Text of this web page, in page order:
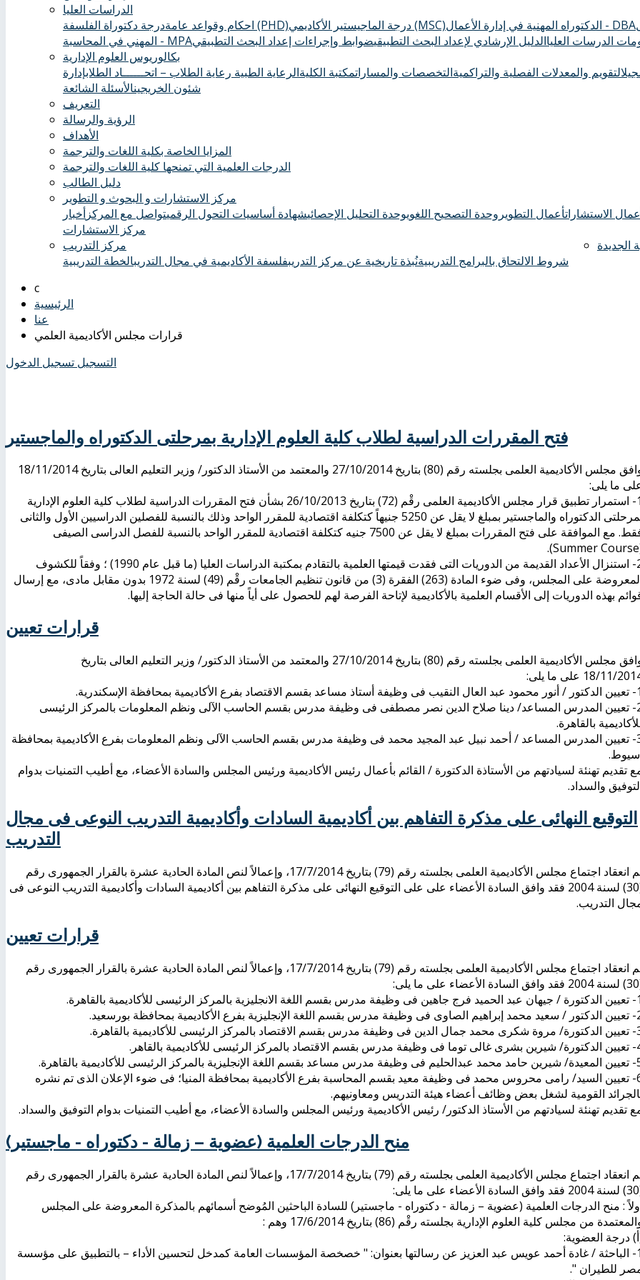
الدراسات العليا
احكام وقواعد عامة درجة دكتوراة الفلسفة (PHD) درجة الماجيستير الأكاديمي (MSC) الدكتوراه المهنية في إدارة الأعمال - DBA
المهني في المحاسبة - MPA
الدرسات العلياالدليل الإرشادي لإعداد البحث التطبيقيضوابط وإجراءات إعداد البحث التطبيقي
بكالوريوس العلوم الإدارية
التقويم والمعدلات الفصلية والتراكميةالتخصصات والمساراتمكتبة الكليةالرعاية الطبية ‏ رعاية الطلاب – اتحــــــاد الطلابإدارة
شئون الخريجينالأسئلة الشائعة
التعريف
الرؤية والرسالة
الأهداف
المزايا الخاصة بكلية اللغات والترجمة
الدرجات العلمية التي تمنحها كلية اللغات والترجمة
دليل الطالب
مركز الاستشارات و البحوث و التطوير
الاستشاراتأعمال التطوير وحدة التصحيح اللغويوحدة التحليل الإحصائيشهادة أساسيات التحول الرقميتواصل مع المركزأخبار
مركز الاستشارات
مركز التدريب
شروط الالتحاق بالبرامج التدريبيةنُبذة تاريخية عن مركز التدريبفلسفة الأكاديمية في مجال التدريبالخطة التدريبية
الجديدة
الرئيسية
عنا
قرارات مجلس الأكاديمية العلمي
التسجيل تسجيل الدخول
فتح المقررات الدراسية لطلاب كلية العلوم الإدارية بمرحلتى الدكتوراه والماجستير
وافق مجلس الأكاديمية العلمى بجلسته رقم (80) بتاريخ 27/10/2014 والمعتمد من الأستاذ الدكتور/ وزير التعليم العالى بتاريخ 18/11/2014
ما يلى:
1- استمرار تطبيق قرار مجلس الأكاديمية العلمى رقْم (72) بتاريخ 26/10/2013 بشأن فتح المقررات الدراسية لطلاب كلية العلوم الإدارية
بمرحلتى الدكتوراه والماجستير بمبلغ لا يقل عن 5250 جنيهاً كتكلفة اقتصادية للمقرر الواحد وذلك بالنسبة للفصلين الدراسيين الأول والثانى
فقط. مع الموافقة على فتح المقررات بمبلغ لا يقل عن 7500 جنيه كتكلفة اقتصادية للمقرر الواحد بالنسبة للفصل الدراسى الصيفى
2- استنزال الأعداد القديمة من الدوريات التى فقدت قيمتها العلمية بالتقادم بمكتبة الدراسات العليا (ما قبل عام 1990) ؛ وفقاً للكشوف
المعروضة على المجلس، وفى ضوء المادة (263) الفقرة (3) من قانون تنظيم الجامعات رقْم (49) لسنة 1972 بدون مقابل مادى، مع إرسال
بهذه الدوريات إلى الأقسام العلمية بالأكاديمية لإتاحة الفرصة لهم للحصول على أياً منها فى حالة الحاجة إليها.
قرارات تعيين
وافق مجلس الأكاديمية العلمى بجلسته رقم (80) بتاريخ 27/10/2014 والمعتمد من الأستاذ الدكتور/ وزير التعليم العالى بتاريخ
11/2014 على ما يلى:
1- تعيين الدكتور / أنور محمود عبد العال النقيب فى وظيفة أستاذ مساعد بقسم الاقتصاد بفرع الأكاديمية بمحافظة الإسكندرية.
2- تعيين المدرس المساعد/ دينا صلاح الدين نصر مصطفى فى وظيفة مدرس بقسم الحاسب الآلى ونظم المعلومات بالمركز الرئيسى
بالقاهرة.
3- تعيين المدرس المساعد / أحمد نبيل عبد المجيد محمد فى وظيفة مدرس بقسم الحاسب الآلى ونظم المعلومات بفرع الأكاديمية بمحافظة
تقديم تهنئة لسيادتهم من الأستاذة الدكتورة / القائم بأعمال رئيس الأكاديمية ورئيس المجلس والسادة الأعضاء، مع أطيب التمنيات بدوام
والسداد.
التوقيع النهائى على مذكرة التفاهم بين أكاديمية السادات وأكاديمية التدريب النوعى فى مجال
التدريب
تم انعقاد اجتماع مجلس الأكاديمية العلمى بجلسته رقم (79) بتاريخ 17/7/2014، وإعمالاً لنص المادة الحادية عشرة بالقرار الجمهورى رقم
(30) لسنة 2004 فقد وافق السادة الأعضاء على على التوقيع النهائى على مذكرة التفاهم بين أكاديمية السادات وأكاديمية التدريب النوعى فى
التدريب.
قرارات تعيين
تم انعقاد اجتماع مجلس الأكاديمية العلمى بجلسته رقم (79) بتاريخ 17/7/2014، وإعمالاً لنص المادة الحادية عشرة بالقرار الجمهورى رقم
على ما يلى:
1- تعيين الدكتورة / جيهان عبد الحميد فرج جاهين فى وظيفة مدرس بقسم اللغة الانجليزية بالمركز الرئيسى للأكاديمية بالقاهرة.
بفرع الأكاديمية بمحافظة بورسعيد.
بالمركز الرئيسى للأكاديمية بالقاهرة.
الرئيسى للأكاديمية بالقاهر.
بالمركز الرئيسى للأكاديمية بالقاهرة.
6- تعيين السيد/ رامى محروس محمد فى وظيفة معيد بقسم المحاسبة بفرع الأكاديمية بمحافظة المنيا؛ فى ضوء الإعلان الذى تم نشره
القومية لشغل بعض وظائف أعضاء هيئة التدريس ومعاونيهم.
تقديم تهنئة لسيادتهم من الأستاذ الدكتور/ رئيس الأكاديمية ورئيس المجلس والسادة الأعضاء، مع أطيب التمنيات بدوام التوفيق والسداد.
منح الدرجات العلمية (عضوية – زمالة - دكتوراه - ماجستير)
تم انعقاد اجتماع مجلس الأكاديمية العلمى بجلسته رقم (79) بتاريخ 17/7/2014، وإعمالاً لنص المادة الحادية عشرة بالقرار الجمهورى رقم
على ما يلى:
: منح الدرجات العلمية (عضوية – زمالة - دكتوراه - ماجستير) للسادة الباحثين المُوضح أسمائهم بالمذكرة المعروضة على المجلس
من مجلس كلية العلوم الإدارية بجلسته رقْم (86) بتاريخ 17/6/2014 وهم :
درجة العضوية:
1- الباحثة / غادة أحمد عويس عبد العزيز عن رسالتها بعنوان: " خصخصة المؤسسات العامة كمدخل لتحسين الأداء – بالتطبيق على مؤسسة
للطيران ".